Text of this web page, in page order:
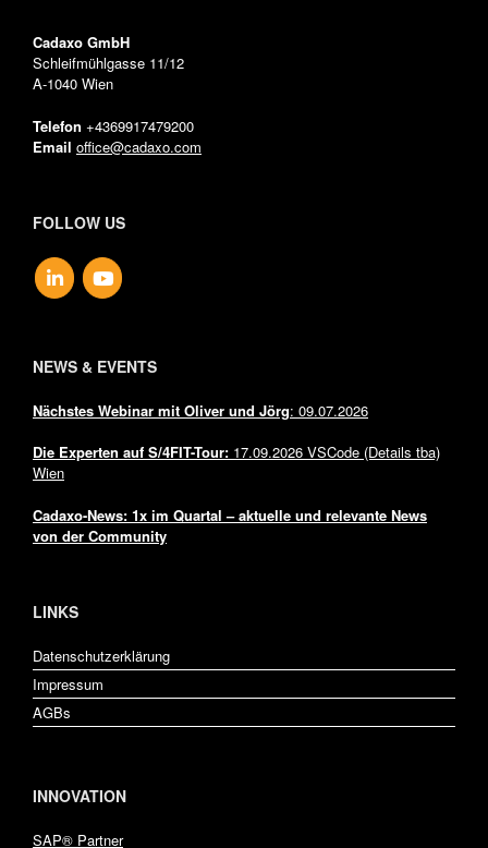
Cadaxo GmbH
Schleifmühlgasse 11/12
A-1040 Wien
Telefon +4369917479200
Email office@cadaxo.com
FOLLOW US
NEWS & EVENTS
Nächstes Webinar mit Oliver und Jörg: 09.07.2026
Die Experten auf S/4FIT-Tour: 17.09.2026 VSCode (Details tba)
Wien
Cadaxo-News: 1x im Quartal – aktuelle und relevante News
von der Community
LINKS
Datenschutzerklärung
Impressum
AGBs
INNOVATION
SAP® Partner